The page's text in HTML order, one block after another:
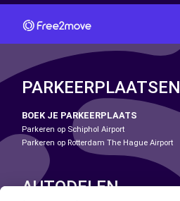
PARKEERPLAATSEN
BOEK JE PARKEERPLAATS
Parkeren op Schiphol Airport
Parkeren op Rotterdam The Hague Airport
AUTODELEN